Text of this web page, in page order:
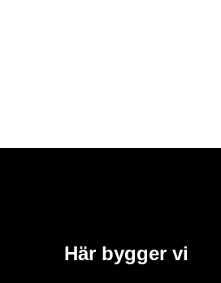
Här bygger vi